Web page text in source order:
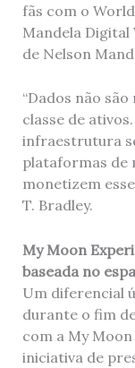
fãs com o
Mandela
de Nelson
“Dados não
classe de
infraestrutura
plataformas de
monetizem
T. Bradley.
My Moon
baseada no
Um diferencial
durante o fim
com a My
iniciativa de